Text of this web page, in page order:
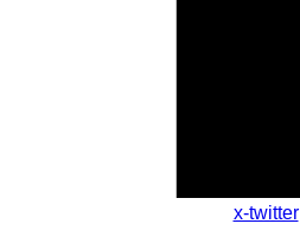
x-twitter